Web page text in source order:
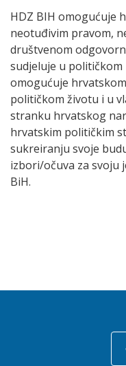
HDZ BIH omogućuje
neotuđivim pravom,
društvenom
sudjeluje u političkom
omogućuje
političkom životu i u
stranku hrvatskog
hrvatskim političkim
sukreiranju svoje
izbori/očuva za svoju
BiH.